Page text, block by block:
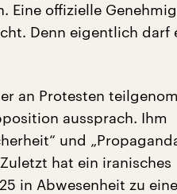
Eine offizielle
Denn eigentlich darf
an Protesten
aussprach. Ihm
und
hat ein iranisches
in Abwesenheit zu